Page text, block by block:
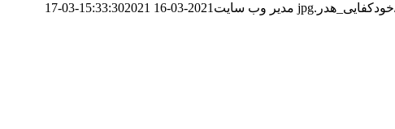
مدیر وب سایت 2021-03-16 15:33:30
2021-03-17